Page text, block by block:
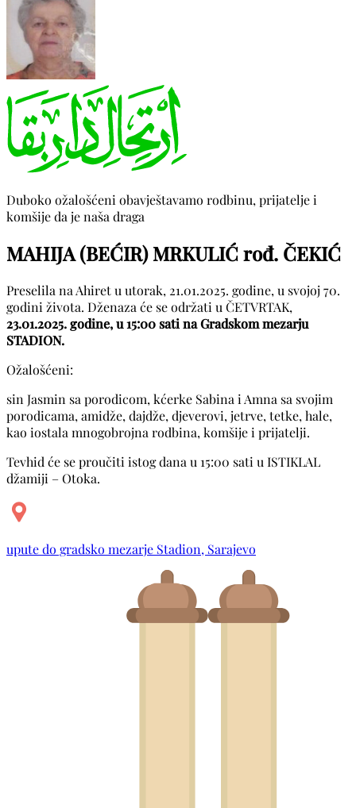
Duboko ožalošćeni obavještavamo rodbinu, prijatelje i
komšije da je naša draga
MAHIJA (BEĆIR) MRKULIĆ rođ. ČEKIĆ
Preselila na Ahiret u utorak, 21.01.2025. godine, u svojoj 70.
godini života. Dženaza će se održati u ČETVRTAK,
23.01.2025. godine, u 15:00 sati na Gradskom mezarju
STADION.
Ožalošćeni:
sin Jasmin sa porodicom, kćerke Sabina i Amna sa svojim
porodicama, amidže, dajdže, djeverovi, jetrve, tetke, hale,
kao iostala mnogobrojna rodbina, komšije i prijatelji.
Tevhid će se proučiti istog dana u 15:00 sati u ISTIKLAL
džamiji – Otoka.
upute do gradsko mezarje Stadion, Sarajevo